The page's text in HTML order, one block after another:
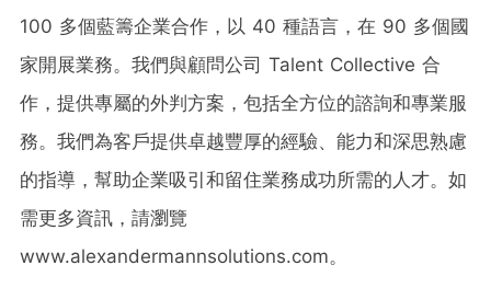
100 多個藍籌企業合作，以 40 種語言，在 90 多個國
家開展業務。我們與顧問公司 Talent Collective 合
作，提供專屬的外判方案，包括全方位的諮詢和專業服
務。我們為客戶提供卓越豐厚的經驗、能力和深思熟慮
的指導，幫助企業吸引和留住業務成功所需的人才。如
需更多資訊，請瀏覽
www.alexandermannsolutions.com。